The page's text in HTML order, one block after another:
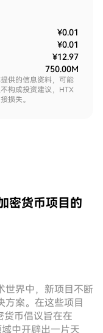
¥0.01
¥0.01
¥12.97
750.00M
供的信息资料，可能
构成投资建议，HTX
损失。
密货币项目的
世界中，新项目不断
方案。在这些项目
货币倡议旨在在
中开辟出一片天